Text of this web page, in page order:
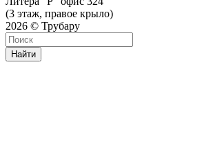
(3 этаж, правое крыло)
2026 © Трубару
Найти